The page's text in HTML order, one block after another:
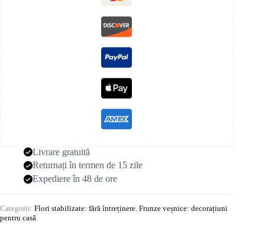
Livrare gratuită
Returnați în termen de 15 zile
Expediere în 48 de ore
Categorii: Flori stabilizate: fără întreținere, Frunze veșnice: decorațiuni
pentru casă